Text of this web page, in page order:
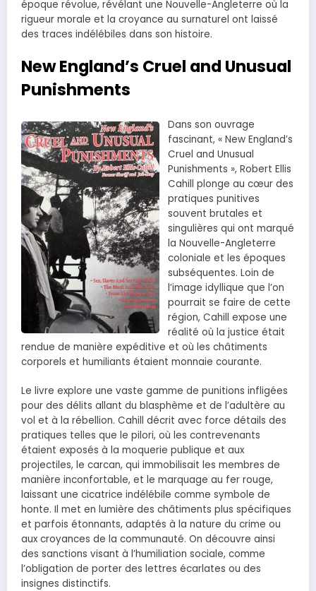
époque révolue, révélant une Nouvelle-Angleterre où la
rigueur morale et la croyance au surnaturel ont laissé
des traces indélébiles dans son histoire.
New England’s Cruel and Unusual
Punishments
Dans son ouvrage
fascinant, « New England’s
Cruel and Unusual
Punishments », Robert Ellis
Cahill plonge au cœur des
pratiques punitives
souvent brutales et
singulières qui ont marqué
la Nouvelle-Angleterre
coloniale et les époques
subséquentes. Loin de
l’image idyllique que l’on
pourrait se faire de cette
région, Cahill expose une
réalité où la justice était
rendue de manière expéditive et où les châtiments
corporels et humiliants étaient monnaie courante.
Le livre explore une vaste gamme de punitions infligées
pour des délits allant du blasphème et de l’adultère au
vol et à la rébellion. Cahill décrit avec force détails des
pratiques telles que le pilori, où les contrevenants
étaient exposés à la moquerie publique et aux
projectiles, le carcan, qui immobilisait les membres de
manière inconfortable, et le marquage au fer rouge,
laissant une cicatrice indélébile comme symbole de
honte. Il met en lumière des châtiments plus spécifiques
et parfois étonnants, adaptés à la nature du crime ou
aux croyances de la communauté. On découvre ainsi
des sanctions visant à l’humiliation sociale, comme
l’obligation de porter des lettres écarlates ou des
insignes distinctifs.